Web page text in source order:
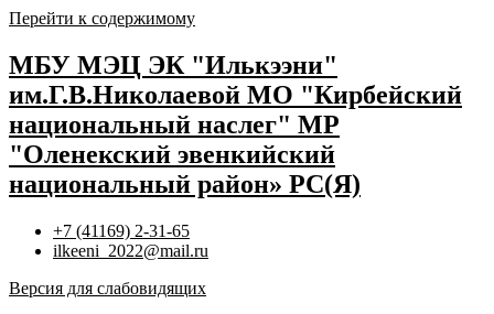
Перейти к содержимому
МБУ МЭЦ ЭК "Илькээни"
им.Г.В.Николаевой МО "Кирбейский
национальный наслег" МР
"Оленекский эвенкийский
национальный район» РС(Я)
+7 (41169) 2-31-65
ilkeeni_2022@mail.ru
Версия для слабовидящих